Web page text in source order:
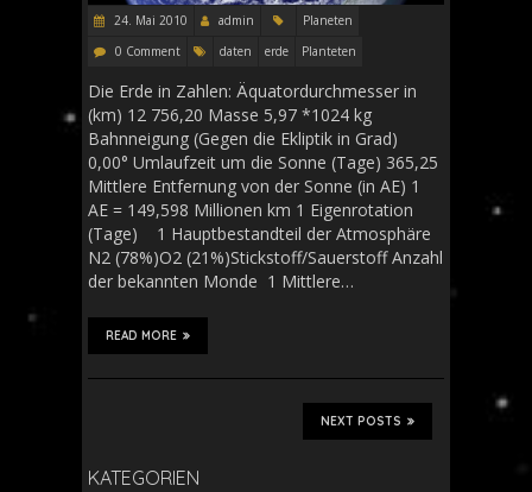
24. Mai 2010 admin
Planeten
0 Comment
daten erde Planteten
Die Erde in Zahlen: Äquatordurchmesser in
(km) 12 756,20 Masse 5,97 *1024 kg
Bahnneigung (Gegen die Ekliptik in Grad)
0,00° Umlaufzeit um die Sonne (Tage) 365,25
Mittlere Entfernung von der Sonne (in AE) 1
AE = 149,598 Millionen km 1 Eigenrotation
(Tage) 1 Hauptbestandteil der Atmosphäre
N2 (78%)O2 (21%)Stickstoff/Sauerstoff Anzahl
der bekannten Monde 1 Mittlere…
READ MORE
NEXT POSTS
KATEGORIEN